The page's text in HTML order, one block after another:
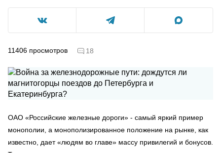
11406 просмотров 18
ОАО «Российские железные дороги» - самый яркий пример
монополии, а монополизированное положение на рынке, как
известно, дает «людям во главе» массу привилегий и бонусов.